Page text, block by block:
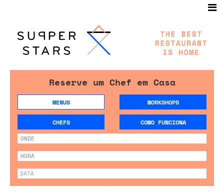
Reserve um Chef em Casa
MENUS WORKSHOPS
CHEFS COMO FUNCIONA